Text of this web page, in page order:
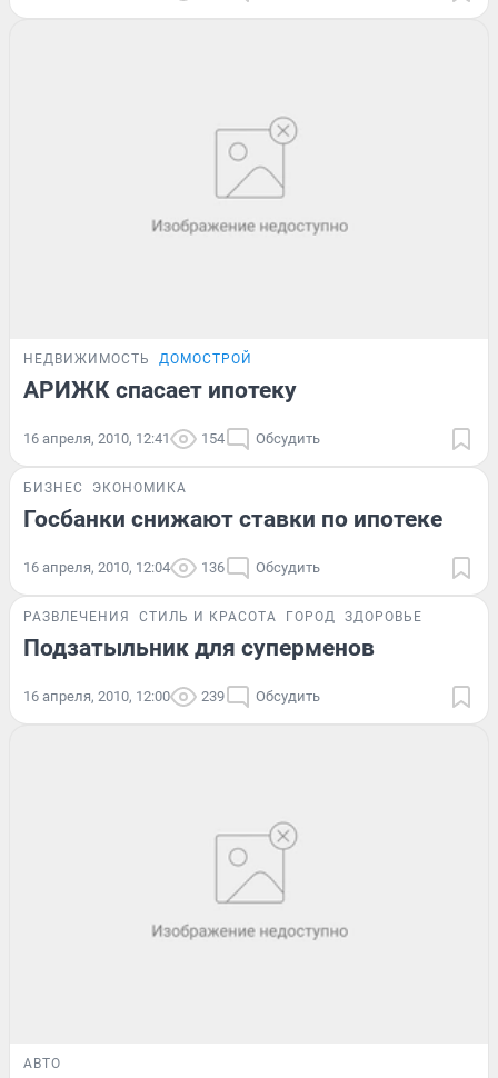
НЕДВИЖИМОСТЬ ДОМОСТРОЙ
АРИЖК спасает ипотеку
16 апреля, 2010, 12:41 154 Обсудить
БИЗНЕС ЭКОНОМИКА
Госбанки снижают ставки по ипотеке
16 апреля, 2010, 12:04 136 Обсудить
РАЗВЛЕЧЕНИЯ СТИЛЬ И КРАСОТА ГОРОД ЗДОРОВЬЕ
Подзатыльник для суперменов
16 апреля, 2010, 12:00 239 Обсудить
АВТО